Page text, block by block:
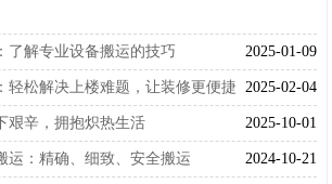
2025-01-09
了解专业设备搬运的技巧
2025-02-04
轻松解决上楼难题，让装修更便捷
2025-10-01
艰辛，拥抱炽热生活
2024-10-21
运：精确、细致、安全搬运